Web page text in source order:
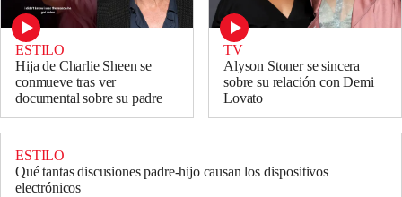
ESTILO
Hija de Charlie Sheen se
conmueve tras ver
documental sobre su padre
TV
Alyson Stoner se sincera
sobre su relación con Demi
Lovato
ESTILO
Qué tantas discusiones padre-hijo causan los dispositivos
electrónicos